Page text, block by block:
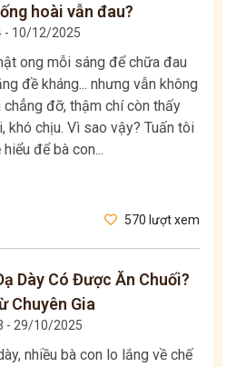
hoài vẫn đau?
- 10/12/2025
ong mỗi sáng để chữa đau
đề kháng... nhưng vẫn không
đỡ, thậm chí còn thấy
khó chịu. Vì sao vậy? Tuấn tôi
để bà con...
570 lượt xem
Dày Có Được Ăn Chuối?
Chuyên Gia
- 29/10/2025
nhiều bà con lo lắng về chế